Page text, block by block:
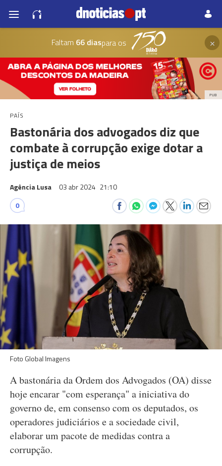
Faltam 66 diaspara os ×
PUB
PAÍS
Bastonária dos advogados diz que
combate à corrupção exige dotar a
justiça de meios
Agência Lusa 03 abr 2024 21:10
0
Foto Global Imagens
A bastonária da Ordem dos Advogados (OA) disse
hoje encarar "com esperança" a iniciativa do
governo de, em consenso com os deputados, os
operadores judiciários e a sociedade civil,
elaborar um pacote de medidas contra a
corrupção.